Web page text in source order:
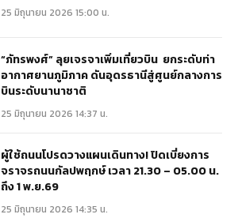
25 มิถุนายน 2026 15:00 น.
“ภัทรพงศ์” ลุยเจรจาเพิ่มเที่ยวบิน ยกระดับท่า
อากาศยานภูมิภาค ดันอุดรธานีสู่ศูนย์กลางการ
บินระดับนานาชาติ
25 มิถุนายน 2026 14:37 น.
ผู้ใช้ถนนโปรดวางแผนเดินทาง! ปิดเบี่ยงการ
จราจรถนนกัลปพฤกษ์ เวลา 21.30 – 05.00 น.
ถึง 1 พ.ย.69
25 มิถุนายน 2026 14:35 น.